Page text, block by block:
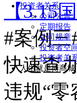
投资者关系
公司公告
定期报告
公司规章
投资者空
投资者关
人生就是搏商城
【3.15
#案例
快速查
违规“零